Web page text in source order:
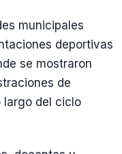
municipales
deportivas
se mostraron
de
largo del ciclo